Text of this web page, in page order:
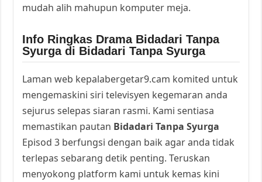
mudah alih mahupun komputer meja.
Info Ringkas Drama Bidadari Tanpa
Syurga di Bidadari Tanpa Syurga
Laman web kepalabergetar9.cam komited untuk
mengemaskini siri televisyen kegemaran anda
sejurus selepas siaran rasmi. Kami sentiasa
memastikan pautan Bidadari Tanpa Syurga
Episod 3 berfungsi dengan baik agar anda tidak
terlepas sebarang detik penting. Teruskan
menyokong platform kami untuk kemas kini